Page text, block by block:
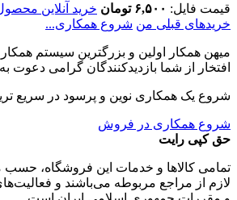
قیمت فایل: ۶,۵۰۰ تومان
خرید آنلاین
خریدهای قبلی من شروع همکاری...
میهن همکار اولین و بزرگترین سیستم
افتخار از شما بازدیدکنندگان گرامی دعوت
شروع یک همکاری نوین و پرسود در سریع
شروع همکاری در فروش
حق کپی رایت
تمامی كالاها و خدمات اين فروشگاه، حسب
لازم از مراجع مربوطه می‌باشند و